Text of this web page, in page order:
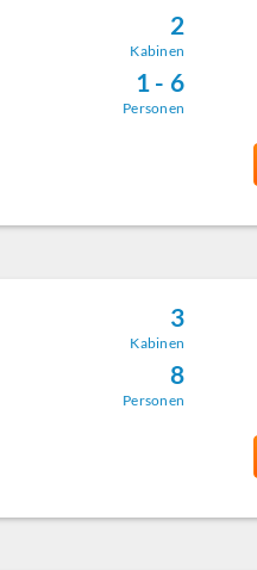
2
Kabinen
1 - 6
Personen
3
Kabinen
8
Personen